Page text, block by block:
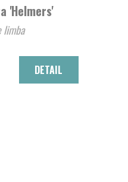
'Helmers'
limba
DETAIL